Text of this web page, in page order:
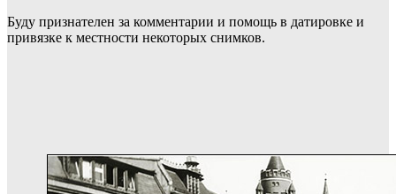
Буду признателен за комментарии и помощь в датировке и
привязке к местности некоторых снимков.